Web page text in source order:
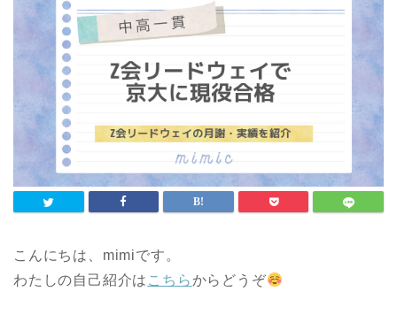
こんにちは、mimiです。
わたしの自己紹介は こちらからどうぞ